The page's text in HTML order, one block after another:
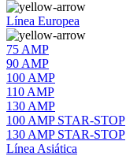
Línea Europea
75 AMP
90 AMP
100 AMP
110 AMP
130 AMP
100 AMP STAR-STOP
130 AMP STAR-STOP
Línea Asiática